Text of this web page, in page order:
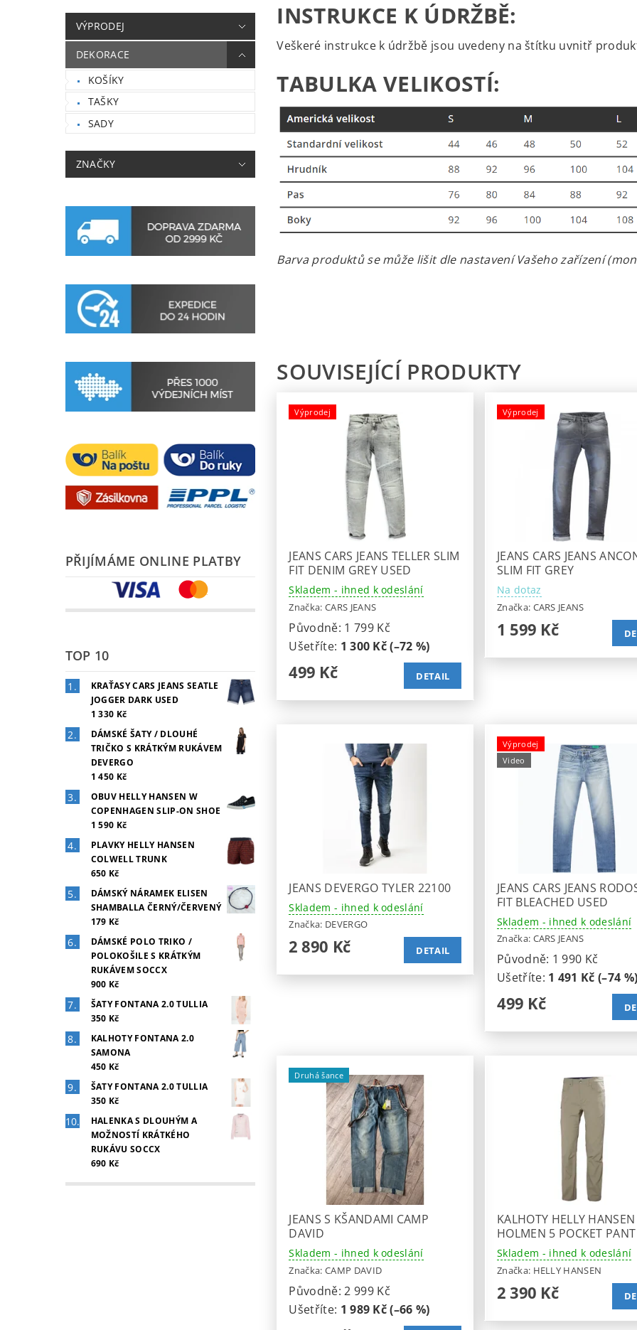
VÝPRODEJ
DEKORACE
KOŠÍKY
TAŠKY
SADY
ZNAČKY
PŘIJÍMÁME ONLINE PLATBY
TOP 10
KRAŤASY CARS JEANS SEATLE
JOGGER DARK USED
1 330 Kč
DÁMSKÉ ŠATY / DLOUHÉ
TRIČKO S KRÁTKÝM RUKÁVEM
DEVERGO
1 450 Kč
OBUV HELLY HANSEN W
COPENHAGEN SLIP-ON SHOE
1 590 Kč
PLAVKY HELLY HANSEN
COLWELL TRUNK
650 Kč
DÁMSKÝ NÁRAMEK ELISEN
SHAMBALLA ČERNÝ/ČERVENÝ
179 Kč
DÁMSKÉ POLO TRIKO /
POLOKOŠILE S KRÁTKÝM
RUKÁVEM SOCCX
900 Kč
ŠATY FONTANA 2.0 TULLIA
350 Kč
KALHOTY FONTANA 2.0
SAMONA
450 Kč
ŠATY FONTANA 2.0 TULLIA
350 Kč
HALENKA S DLOUHÝM A
MOŽNOSTÍ KRÁTKÉHO
RUKÁVU SOCCX
690 Kč
INSTRUKCE K ÚDRŽBĚ:
Veškeré instrukce k údržbě jsou uvedeny na štítku uvnitř
TABULKA VELIKOSTÍ:
Barva produktů se může lišit dle nastavení Vašeho zařízení
SOUVISEJÍCÍ PRODUKTY
Výprodej
JEANS CARS JEANS TELLER SLIM
FIT DENIM GREY USED
Skladem - ihned k odeslání
Značka: CARS JEANS
Původně: 1 799 Kč
Ušetříte: 1 300 Kč (–72 %)
499 Kč DETAIL
Výprodej
JEANS CARS JEANS
SLIM FIT GREY
Na dotaz
Značka: CARS JEANS
1 599 Kč
JEANS DEVERGO TYLER 22100
Skladem - ihned k odeslání
Značka: DEVERGO
2 890 Kč DETAIL
Výprodej
Video
JEANS CARS JEANS
FIT BLEACHED USED
Skladem - ihned k odeslání
Značka: CARS JEANS
Původně: 1 990 Kč
Ušetříte: 1 491 Kč (–74
499 Kč
Druhá šance
JEANS S KŠANDAMI CAMP
DAVID
Skladem - ihned k odeslání
Značka: CAMP DAVID
Původně:2 999 Kč
Ušetříte: 1 989 Kč (–66 %)
KALHOTY HELLY HANSEN
HOLMEN 5 POCKET PANT
Skladem - ihned k odeslání
Značka: HELLY HANSEN
2 390 Kč